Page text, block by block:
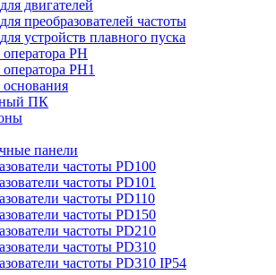
двигателей
преобразователей частоты
устройств плавного пуска
PH
PH1
ПК
панели
частоты PD100
частоты PD101
частоты PD110
частоты PD150
частоты PD210
частоты PD310
частоты PD310 IP54